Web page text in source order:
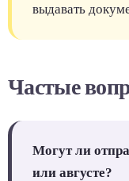
выдавать
Частые
Могут ли
или августе?